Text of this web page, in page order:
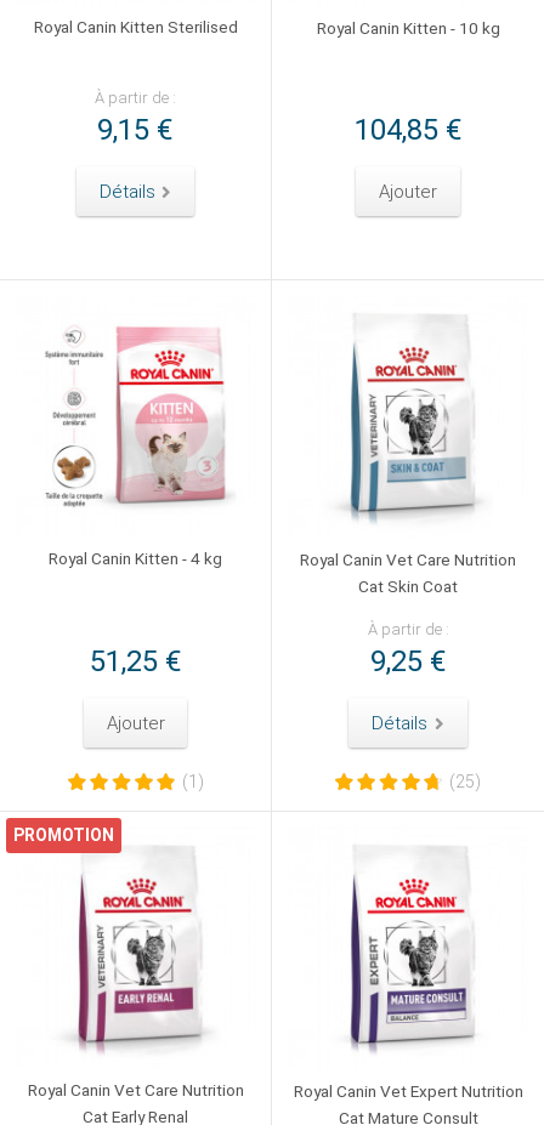
Royal Canin Kitten Sterilised
À partir de :
9,15 €
Détails
Royal Canin Kitten - 10 kg
104,85 €
Ajouter
Royal Canin Kitten - 4 kg
51,25 €
Ajouter
(1)
Royal Canin Vet Care Nutrition
Cat Skin Coat
À partir de :
9,25 €
Détails
(25)
PROMOTION
Royal Canin Vet Care Nutrition
Cat Early Renal
Royal Canin Vet Expert Nutrition
Cat Mature Consult